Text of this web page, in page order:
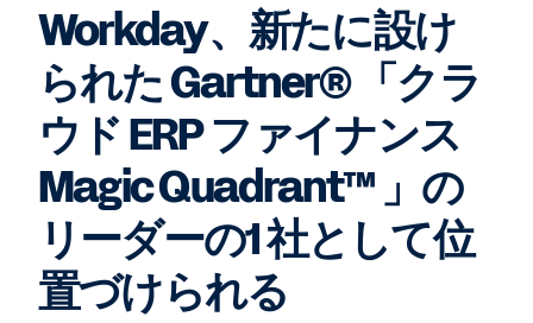
Workday、新たに設け
られた Gartner® 「クラ
ウド ERP ファイナンス
Magic Quadrant™ 」の
リーダーの1 社として位
置づけられる